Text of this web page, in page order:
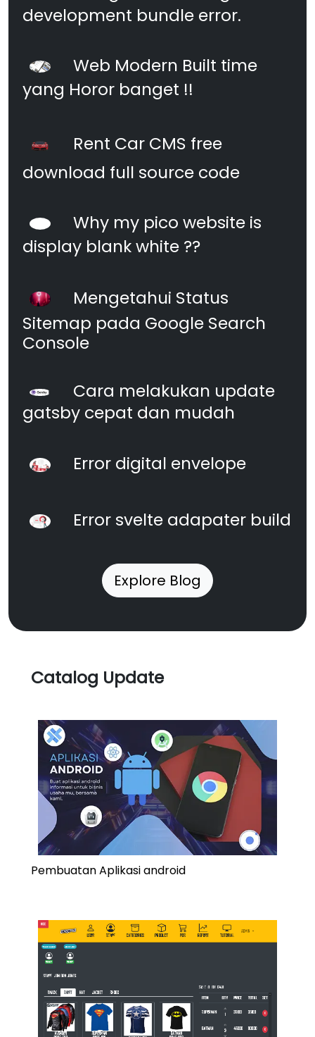
development bundle error.
Web Modern Built time
yang Horor banget !!
Rent Car CMS free
download full source code
Why my pico website is
display blank white ??
Mengetahui Status
Sitemap pada Google Search
Console
Cara melakukan update
gatsby cepat dan mudah
Error digital envelope
Error svelte adapater build
Explore Blog
Catalog Update
Pembuatan Aplikasi android